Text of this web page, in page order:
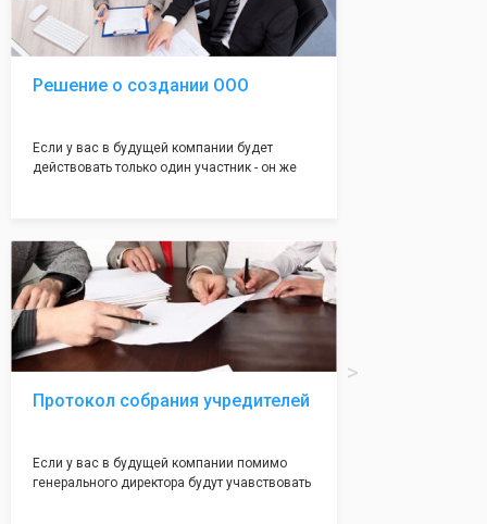
юристами, успешно проходит регистрацию в
налоговой инспекции!
Решение о создании ООО
Если у вас в будущей компании будет
действовать только один участник - он же
грамотно составят данное заявление, а Вам
нужно будет только поставить подпись на
нём!
Протокол собрания учредителей
Если у вас в будущей компании помимо
генерального директора будут учавствовать